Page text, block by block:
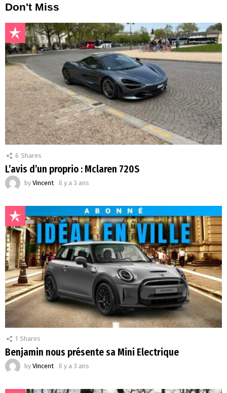
Don't Miss
6 Shares
L’avis d’un proprio : Mclaren 720S
by Vincent il y a 3 ans
1 Shares
Benjamin nous présente sa Mini Electrique
by Vincent il y a 3 ans